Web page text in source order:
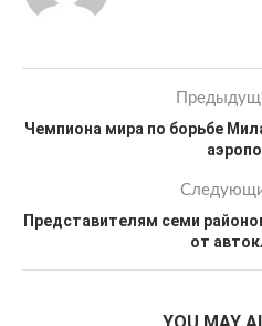
Чемпиона мира по борьбе
Представителям семи
от